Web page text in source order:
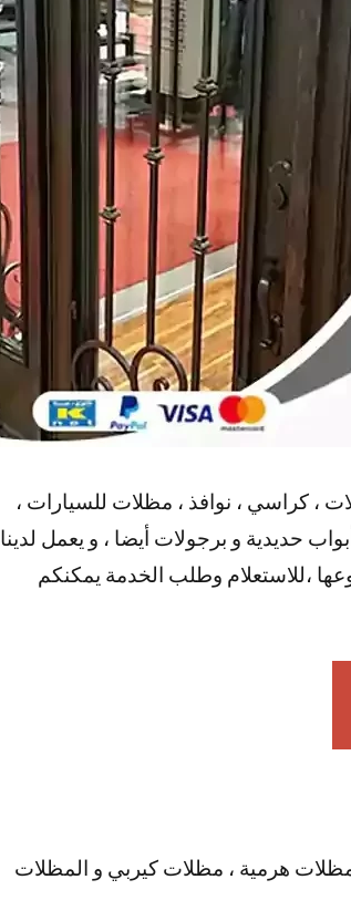
، كراسي ، نوافذ ، مظلات للسيارات ،
حديدية و برجولات أيضا ، و يعمل لدينا
،للاستعلام وطلب الخدمة يمكنكم
مظلات هرمية ، مظلات كيربي و المظلات